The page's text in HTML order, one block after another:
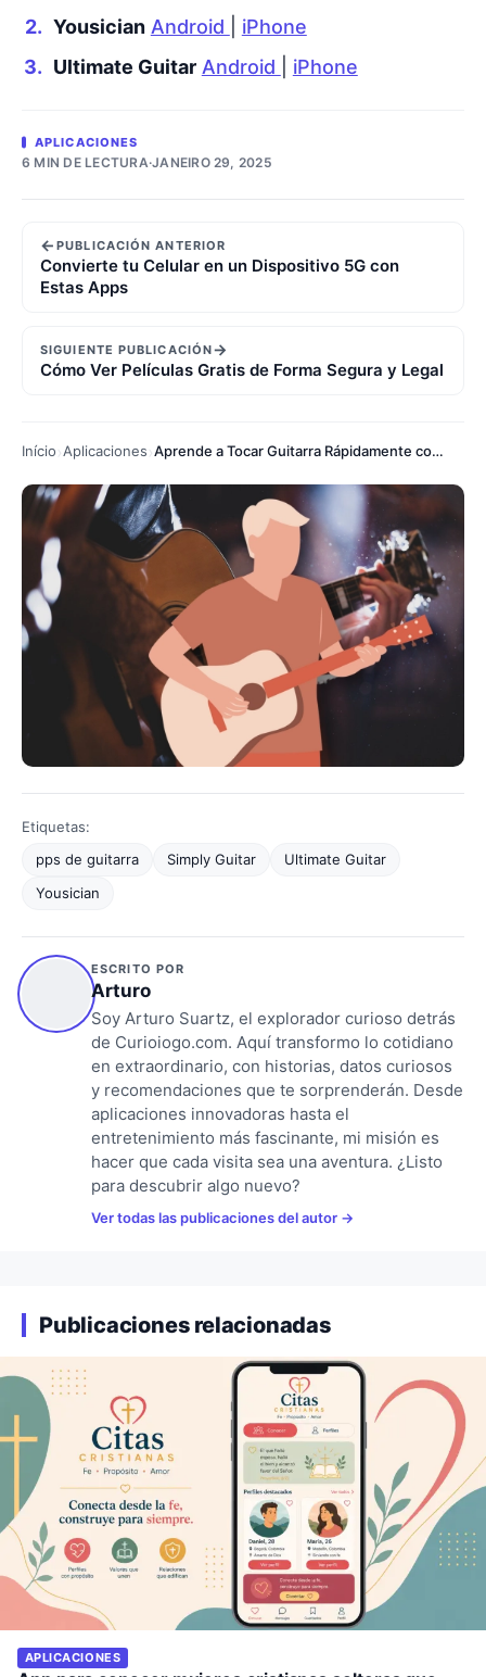
Yousician Android
iPhone
Ultimate Guitar Android iPhone
APLICACIONES
6 MIN DE LECTURA·JANEIRO 29, 2025
←PUBLICACIÓN ANTERIOR
Convierte tu Celular en un Dispositivo 5G con
Estas Apps
SIGUIENTE PUBLICACIÓN→
Cómo Ver Películas Gratis de Forma Segura y Legal
Início Aplicaciones Aprende a Tocar Guitarra Rápidamente con Estas Apps
Etiquetas:
pps de guitarra
Simply Guitar
Ultimate Guitar
Yousician
ESCRITO POR
Arturo
Soy Arturo Suartz, el explorador curioso detrás
de Curioiogo.com. Aquí transformo lo cotidiano
en extraordinario, con historias, datos curiosos
y recomendaciones que te sorprenderán. Desde
aplicaciones innovadoras hasta el
entretenimiento más fascinante, mi misión es
hacer que cada visita sea una aventura. ¿Listo
para descubrir algo nuevo?
Ver todas las publicaciones del autor
Publicaciones relacionadas
APLICACIONES